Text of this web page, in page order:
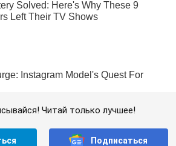
Читай только лучшее!
Подписаться